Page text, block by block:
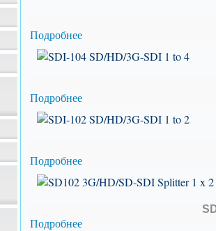
Подробнее
Подробнее
Подробнее
Подробнее